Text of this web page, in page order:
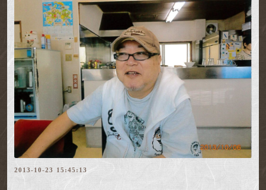
2013-10-23 15:45:13